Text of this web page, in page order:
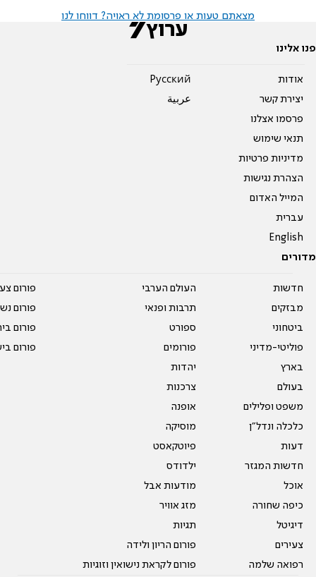
מצאתם טעות או פרסומת לא ראויה? דווחו לנו
פנו אלינו
אודות
יצירת קשר
פרסמו אצלנו
תנאי שימוש
מדיניות פרטיות
הצהרת נגישות
המייל האדום
עברית
English
Pусский
عربية
מדורים
חדשות
מבזקים
ביטחוני
פוליטי-מדיני
בארץ
בעולם
משפט ופלילים
כלכלה ונדל"ן
דעות
חדשות המגזר
אוכל
כיפה שחורה
דיגיטל
צעירים
רפואה שלמה
העולם הערבי
תרבות ופנאי
ספורט
פורומים
יהדות
צרכנות
אופנה
מוסיקה
פיוטקאסט
ילדודס
מודעות אבל
מזג אוויר
תגיות
פורום הריון ולידה
פורום לקראת נישואין וזוגיות
פורום
פורום
פורום
פורום